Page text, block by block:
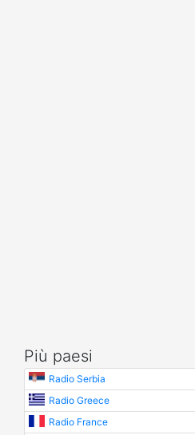
Più paesi
Radio Serbia
Radio Greece
Radio France